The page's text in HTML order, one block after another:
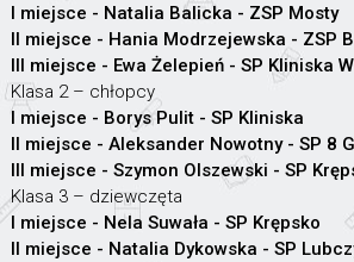
I miejsce - Natalia Balicka - ZSP Mosty
II miejsce - Hania Modrzejewska - ZSP
III miejsce - Ewa Żelepień - SP Kliniska
Klasa 2 – chłopcy
I miejsce - Borys Pulit - SP Kliniska
II miejsce - Aleksander Nowotny - SP 8
III miejsce - Szymon Olszewski - SP
Klasa 3 – dziewczęta
I miejsce - Nela Suwała - SP Krępsko
II miejsce - Natalia Dykowska - SP